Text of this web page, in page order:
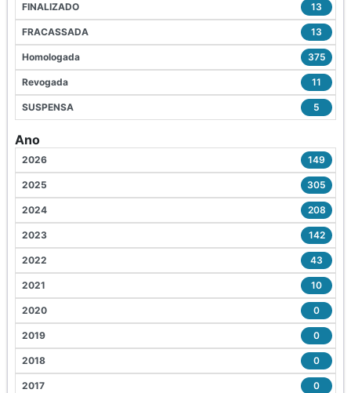
FINALIZADO 13
FRACASSADA 13
Homologada 375
Revogada 11
SUSPENSA 5
Ano
2026 149
2025 305
2024 208
2023 142
2022 43
2021 10
2020 0
2019 0
2018 0
2017 0